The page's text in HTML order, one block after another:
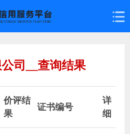
司__查询结果
价评结
果
证书编号
详
细